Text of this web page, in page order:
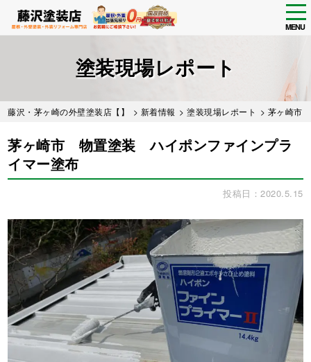
MENU
塗装現場レポート
藤沢・茅ヶ崎の外壁塗装店【】 > 新着情報 >塗装現場レポート > 茅ヶ崎市
茅ヶ崎市 物置塗装 ハイポンファインプラ
イマー塗布
投稿日：2020.5.15